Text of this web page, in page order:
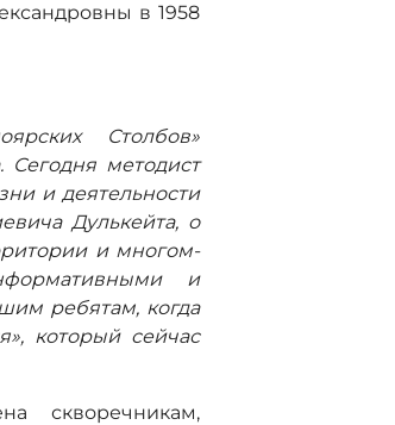
в 1958
Столбов»
Сегодня методист
и деятельности
Дулькейта, о
и многом-
и
ребятам, когда
который сейчас
скворечникам,